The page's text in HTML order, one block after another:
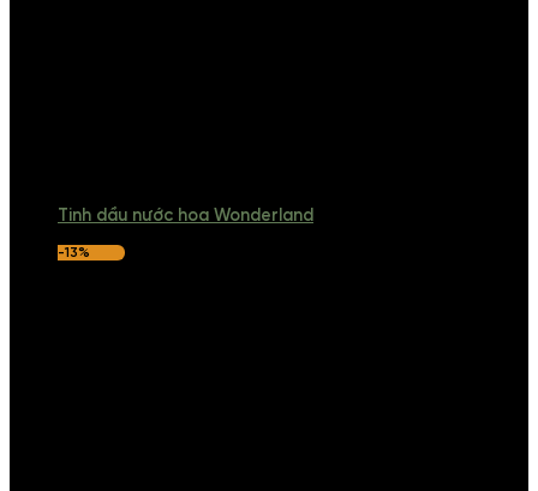
Tinh dầu nước hoa Wonderland
-13%